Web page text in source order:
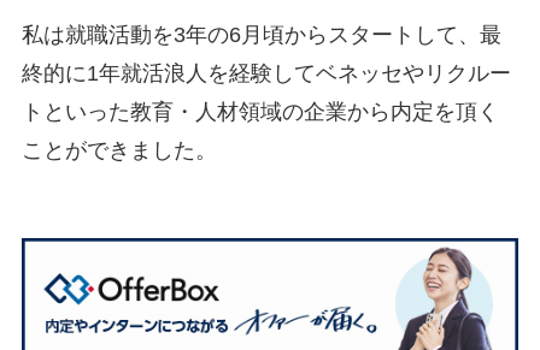
私は就職活動を3年の6月頃からスタートして、最
終的に1年就活浪人を経験してベネッセやリクルー
トといった教育・人材領域の企業から内定を頂く
ことができました。